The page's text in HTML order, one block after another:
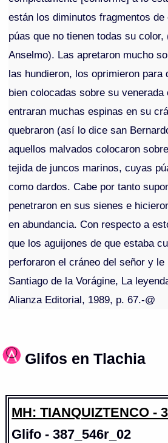
están los diminutos fragmentos
púas que no tienen todas su
Anselmo). Las apretaron mucho
las hundieron, los oprimieron para
bien colocadas sobre su
entraran muchas espinas en su
quebraron (así lo dice san
aquellos malvados colocaron
tejida de juncos marinos, cuyas
como dardos. Cabe por tanto
penetraron en sus sienes e
en abundancia. Con respecto a
que los aguijones de que estaba
perforaron el cráneo del señor y
Santiago de la Vorágine, La
Alianza Editorial, 1989, p. 67.-@
Glifos en Tlachia
MH: TIANQUIZTENCO -
Glifo - 387_546r_02